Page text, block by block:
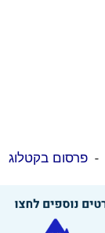
-פרסום בקטלוג